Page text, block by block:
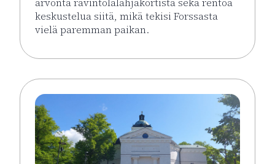
keskustelua siitä, mikä tekisi Forssasta
vielä paremman paikan.
Lue lisää tapahtumasta Forssan Kokoomus Holjat